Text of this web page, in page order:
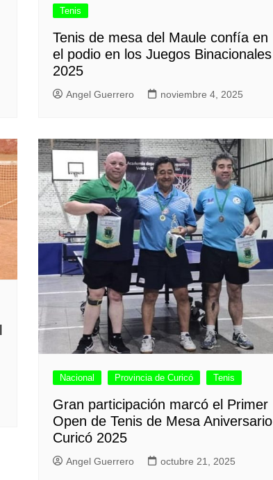
Tenis
Tenis de mesa del Maule confía en
el podio en los Juegos Binacionales
2025
Angel Guerrero noviembre 4, 2025
Nacional Provincia de Curicó Tenis
Gran participación marcó el Primer
Open de Tenis de Mesa Aniversario
Curicó 2025
Angel Guerrero octubre 21, 2025